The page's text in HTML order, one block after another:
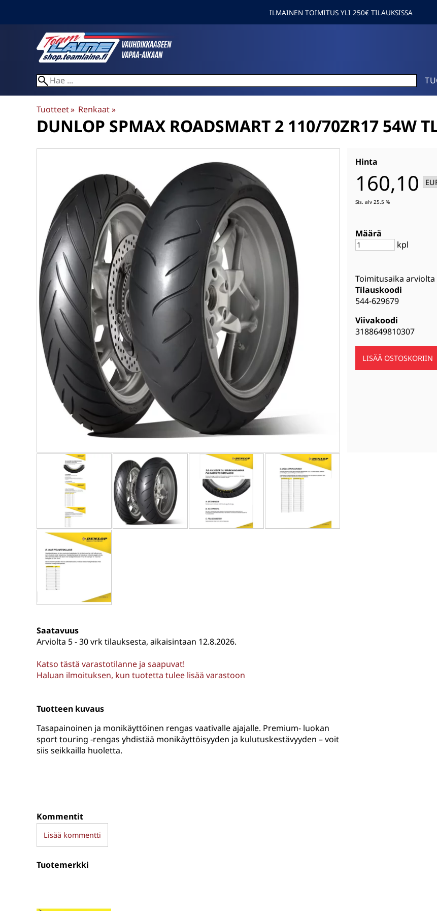
ILMAINEN TOIMITUS YLI 250€ TILAUKSISSA
Tuotteet‪» Renkaat‪»
DUNLOP SPMAX ROADSMART 2 110/70ZR17 54W
Hinta
160,10
Sis. alv 25.5 %
Määrä
kpl
Toimitusaika arviolta
Tilauskoodi
544-629679
Viivakoodi
3188649810307
Saatavuus
Arviolta 5 - 30 vrk tilauksesta, aikaisintaan 12.8.2026.
Katso tästä varastotilanne ja saapuvat!
Haluan ilmoituksen, kun tuotetta tulee lisää varastoon
Tuotteen kuvaus
Tasapainoinen ja monikäyttöinen rengas vaativalle ajajalle. Premium- luokan
sport touring -rengas yhdistää monikäyttöisyyden ja kulutuskestävyyden – voit
siis seikkailla huoletta.
Kommentit
Lisää kommentti
Tuotemerkki